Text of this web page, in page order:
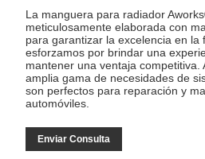
La manguera para radiador
meticulosamente elaborada con
para garantizar la excelencia en la
esforzamos por brindar una
mantener una ventaja competitiva.
amplia gama de necesidades de
son perfectos para reparación y
automóviles.
Enviar Consulta